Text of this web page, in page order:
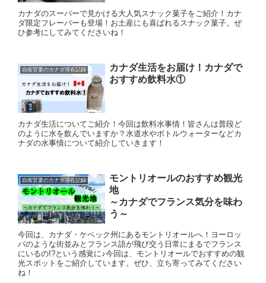
カナダのスーパーで見かける大人気スナック菓子をご紹介！カナ
ダ限定フレーバーも登場！お土産にも喜ばれるスナック菓子。ぜ
ひ参考にしてみてくださいね！
自衛官妻のカナダ滞在記録
カナダ生活をお届け！カナダで
おすすめ飲料水①
カナダ生活についてご紹介！今回は飲料水事情！皆さんは普段ど
のように水を飲んでいますか？水道水やボトルウォーターなどカ
ナダの水事情について紹介していきます！
自衛官妻のカナダ滞在記録
モントリオールのおすすめ観光
地
～カナダでフランス気分を味わ
う～
今回は、カナダ・ケベック州にあるモントリオールへ！ヨーロッ
パのような街並みとフランス語が飛び交う日常にまるでフランス
にいるの!?という感覚に♪今回は、モントリオールでおすすめの観
光スポットをご紹介しています。ぜひ、立ち寄ってみてください
ね！